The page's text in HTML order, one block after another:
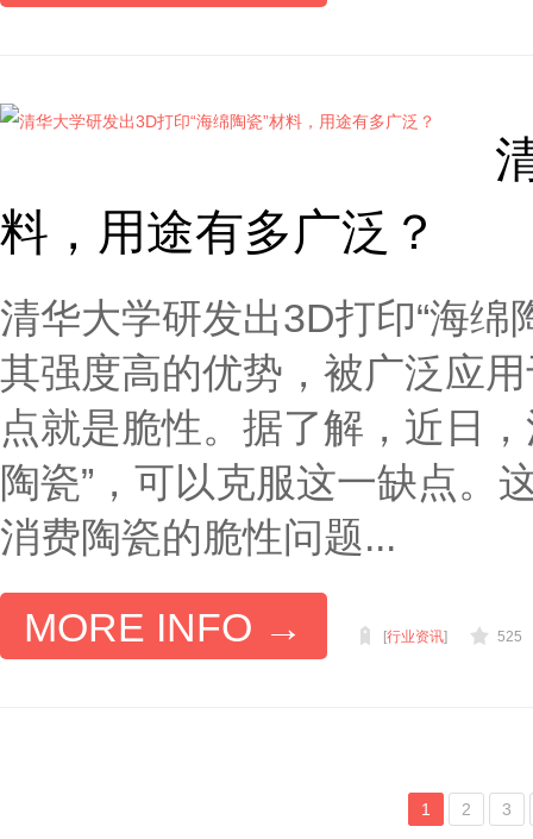
料，用途有多广泛？
清华大学研发出3D打印“海
其强度高的优势，被广泛应
点就是脆性。据了解，近日
陶瓷”，可以克服这一缺点。
消费陶瓷的脆性问题...
MORE INFO →
[行业资讯] 525
1 2 3